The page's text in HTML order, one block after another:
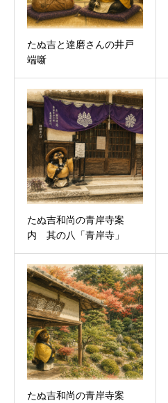
たぬ吉と達磨さんの井戸
端噺
たぬ吉和尚の青岸寺案
内 其の八「青岸寺」
たぬ吉和尚の青岸寺案